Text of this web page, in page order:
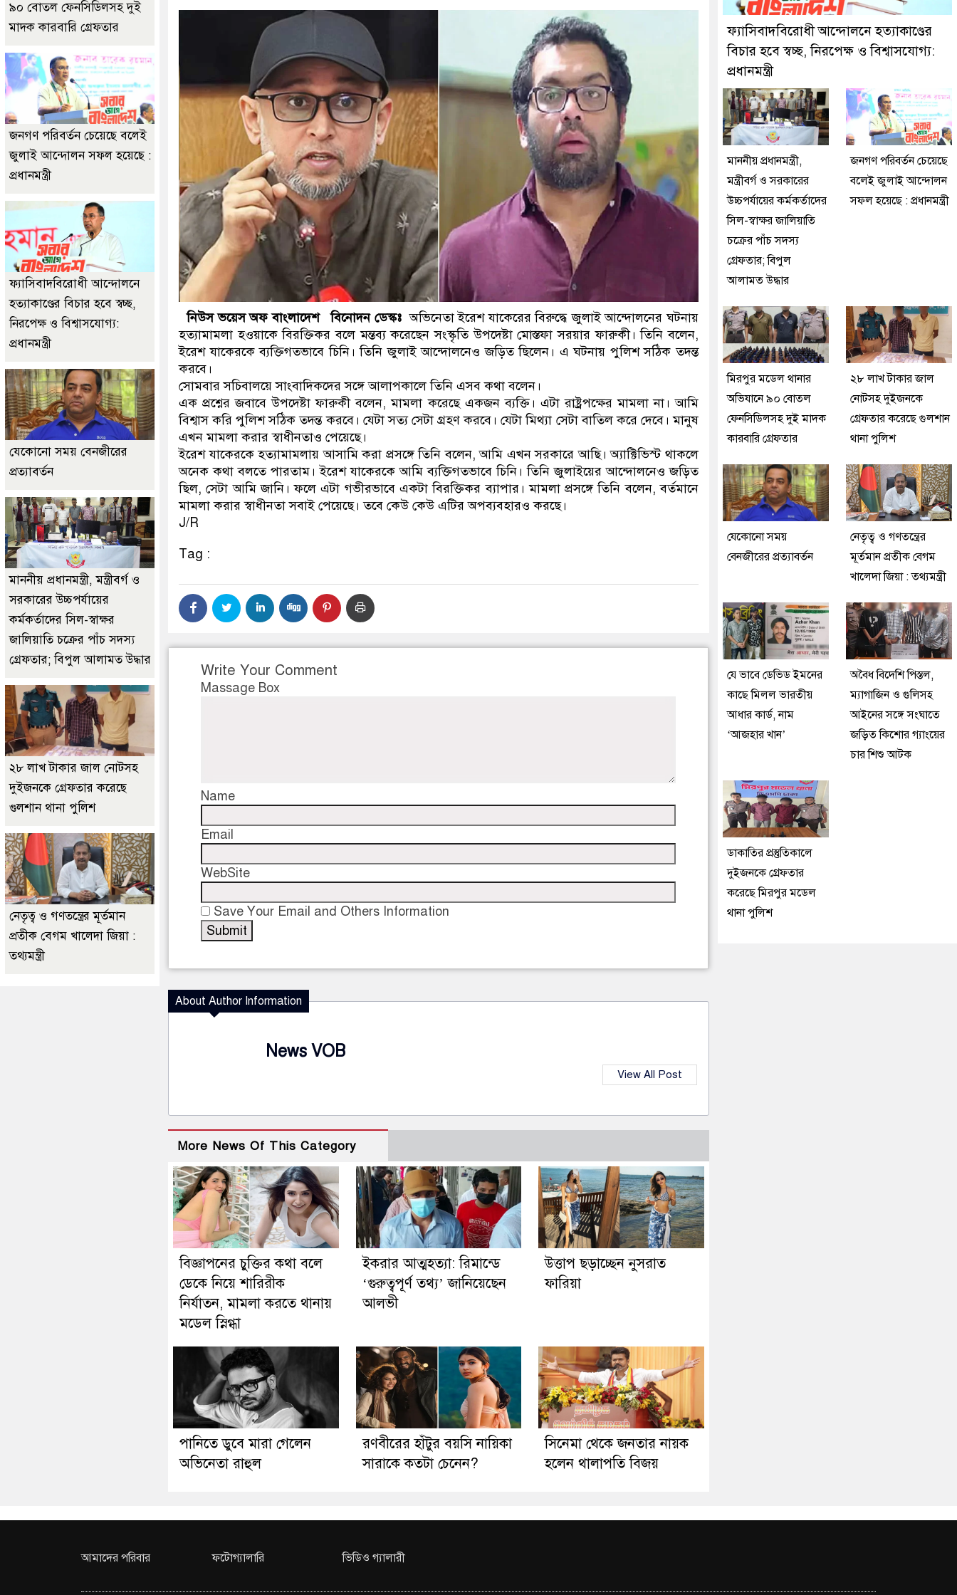
ডাকাতির প্রস্তুতিকালে দুইজনকে গ্রেফতার করেছে মিরপুর মডেল থানা পুলিশ
নিউস ভয়েস অফ বাংলাদেশ বিনোদন ডেস্কঃঅভিনেতা ইরেশ যাকেরের বিরুদ্ধে জুলাই আন্দোলনের ঘটনায়
হত্যামামলা হওয়াকে বিরক্তিকর বলে মন্তব্য করেছেন সংস্কৃতি উপদেষ্টা মোস্তফা সরয়ার ফারুকী। তিনি বলেন,
ইরেশ যাকেরকে ব্যক্তিগতভাবে চিনি। তিনি জুলাই আন্দোলনেও জড়িত ছিলেন। এ ঘটনায় পুলিশ সঠিক তদন্ত
করবে।
সোমবার সচিবালয়ে সাংবাদিকদের সঙ্গে আলাপকালে তিনি এসব কথা বলেন।
এক প্রশ্নের জবাবে উপদেষ্টা ফারুকী বলেন, মামলা করেছে একজন ব্যক্তি। এটা রাষ্ট্রপক্ষের মামলা না। আমি
বিশ্বাস করি পুলিশ সঠিক তদন্ত করবে। যেটা সত্য সেটা গ্রহণ করবে। যেটা মিথ্যা সেটা বাতিল করে দেবে। মানুষ
এখন মামলা করার স্বাধীনতাও পেয়েছে।
ইরেশ যাকেরকে হত্যামামলায় আসামি করা প্রসঙ্গে তিনি বলেন, আমি এখন সরকারে আছি। অ্যাক্টিভিস্ট থাকলে
অনেক কথা বলতে পারতাম। ইরেশ যাকেরকে আমি ব্যক্তিগতভাবে চিনি। তিনি জুলাইয়ের আন্দোলনেও জড়িত
ছিল, সেটা আমি জানি। ফলে এটা গভীরভাবে একটা বিরক্তিকর ব্যাপার। মামলা প্রসঙ্গে তিনি বলেন, বর্তমানে
মামলা করার স্বাধীনতা সবাই পেয়েছে। তবে কেউ কেউ এটির অপব্যবহারও করছে।
J/R
Tag :
Write Your Comment
Massage Box
Name
Email
WebSite
Save Your Email and Others Information
About Author Information
News VOB
View All Post
More News Of This Category
বিজ্ঞাপনের চুক্তির কথা বলে
ডেকে নিয়ে শারিরীক
নির্যাতন, মামলা করতে থানায়
মডেল স্নিগ্ধা
ইকরার আত্মহত্যা: রিমান্ডে
‘গুরুত্বপূর্ণ তথ্য’ জানিয়েছেন
আলভী
উত্তাপ ছড়াচ্ছেন নুসরাত
ফারিয়া
পানিতে ডুবে মারা গেলেন
অভিনেতা রাহুল
রণবীরের হাঁটুর বয়সি নায়িকা
সারাকে কতটা চেনেন?
সিনেমা থেকে জনতার নায়ক
হলেন থালাপতি বিজয়
৯০ বোতল ফেনসিডিলসহ দুই
মাদক কারবারি গ্রেফতার
জনগণ পরিবর্তন চেয়েছে বলেই
জুলাই আন্দোলন সফল হয়েছে :
প্রধানমন্ত্রী
ফ্যাসিবাদবিরোধী আন্দোলনে
হত্যাকাণ্ডের বিচার হবে স্বচ্ছ,
নিরপেক্ষ ও বিশ্বাসযোগ্য:
প্রধানমন্ত্রী
যেকোনো সময় বেনজীরের
প্রত্যাবর্তন
মাননীয় প্রধানমন্ত্রী, মন্ত্রীবর্গ ও
সরকারের উচ্চপর্যায়ের
কর্মকর্তাদের সিল-স্বাক্ষর
জালিয়াতি চক্রের পাঁচ সদস্য
গ্রেফতার; বিপুল আলামত উদ্ধার
২৮ লাখ টাকার জাল নোটসহ
দুইজনকে গ্রেফতার করেছে
গুলশান থানা পুলিশ
নেতৃত্ব ও গণতন্ত্রের মূর্তমান
প্রতীক বেগম খালেদা জিয়া :
তথ্যমন্ত্রী
ফ্যাসিবাদবিরোধী আন্দোলনে হত্যাকাণ্ডের
বিচার হবে স্বচ্ছ, নিরপেক্ষ ও বিশ্বাসযোগ্য:
প্রধানমন্ত্রী
মাননীয় প্রধানমন্ত্রী,
মন্ত্রীবর্গ ও সরকারের
উচ্চপর্যায়ের কর্মকর্তাদের
সিল-স্বাক্ষর জালিয়াতি
চক্রের পাঁচ সদস্য
গ্রেফতার; বিপুল
আলামত উদ্ধার
জনগণ পরিবর্তন চেয়েছে
বলেই জুলাই আন্দোলন
সফল হয়েছে : প্রধানমন্ত্রী
মিরপুর মডেল থানার
অভিযানে ৯০ বোতল
ফেনসিডিলসহ দুই মাদক
কারবারি গ্রেফতার
২৮ লাখ টাকার জাল
নোটসহ দুইজনকে
গ্রেফতার করেছে গুলশান
থানা পুলিশ
যেকোনো সময়
বেনজীরের প্রত্যাবর্তন
নেতৃত্ব ও গণতন্ত্রের
মূর্তমান প্রতীক বেগম
খালেদা জিয়া : তথ্যমন্ত্রী
যে ভাবে ডেভিড ইমনের
কাছে মিলল ভারতীয়
আধার কার্ড, নাম
‘আজহার খান’
অবৈধ বিদেশি পিস্তল,
ম্যাগাজিন ও গুলিসহ
আইনের সঙ্গে সংঘাতে
জড়িত কিশোর গ্যাংয়ের
চার শিশু আটক
ডাকাতির প্রস্তুতিকালে
দুইজনকে গ্রেফতার
করেছে মিরপুর মডেল
থানা পুলিশ
আমাদের পরিবার ফটোগ্যালারি ভিডিও গ্যালারী